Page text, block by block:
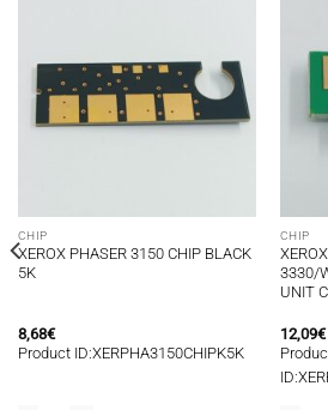
CHIP
XEROX PHASER 3150 CHIP BLACK
5K
8,68€
Product ID:XERPHA3150CHIPK5K
CHIP
3330/
UNIT
12,09€